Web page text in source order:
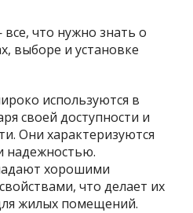
используются в
своей доступности и
Они характеризуются
надежностью.
хорошими
что делает их
жилых помещений.